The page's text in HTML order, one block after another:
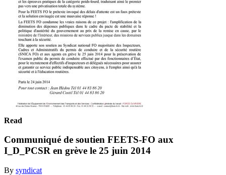
Read
Communiqué de soutien FEETS-FO aux
I_D_PCSR en grève le 25 juin 2014
By syndicat